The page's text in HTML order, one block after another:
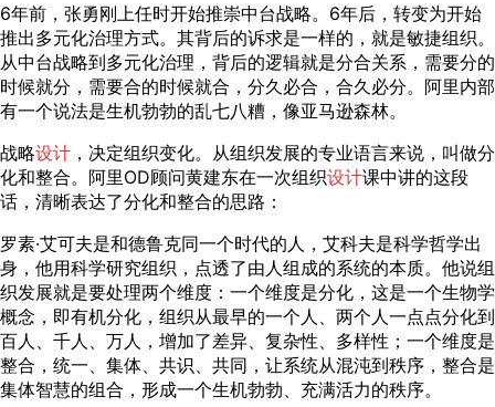
6年前，张勇刚上任时开始推崇中台战略。6年后，转变为开始
推出多元化治理方式。其背后的诉求是一样的，就是敏捷组织。
从中台战略到多元化治理，背后的逻辑就是分合关系，需要分的
时候就分，需要合的时候就合，分久必合，合久必分。阿里内部
有一个说法是生机勃勃的乱七八糟，像亚马逊森林。
战略设计 ，决定组织变化。从组织发展的专业语言来说，叫做分
化和整合。阿里OD顾问黄建东在一次组织设计课中讲的这段
话，清晰表达了分化和整合的思路：
罗素·艾可夫是和德鲁克同一个时代的人，艾科夫是科学哲学出
身，他用科学研究组织，点透了由人组成的系统的本质。他说组
织发展就是要处理两个维度：一个维度是分化，这是一个生物学
概念，即有机分化，组织从最早的一个人、两个人一点点分化到
百人、千人、万人，增加了差异、复杂性、多样性；一个维度是
整合，统一、集体、共识、共同，让系统从混沌到秩序，整合是
集体智慧的组合，形成一个生机勃勃、充满活力的秩序。